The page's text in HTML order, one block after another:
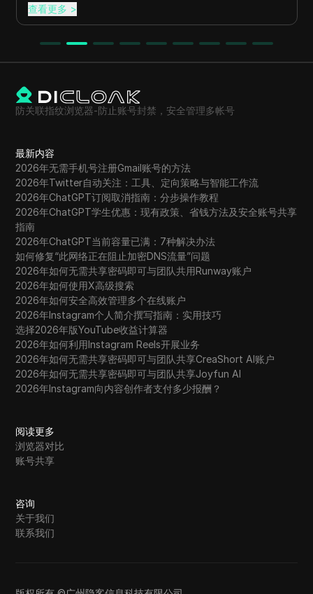
查看更多 >
防关联指纹浏览器-防止账号封禁，安全管理多帐号
最新内容
2026年无需手机号注册Gmail账号的方法
2026年Twitter自动关注：工具、定向策略与智能工作流
2026年ChatGPT订阅取消指南：分步操作教程
2026年ChatGPT学生优惠：现有政策、省钱方法及安全账号共享
指南
2026年ChatGPT当前容量已满：7种解决办法
如何修复“此网络正在阻止加密DNS流量”问题
2026年如何无需共享密码即可与团队共用Runway账户
2026年如何使用X高级搜索
2026年如何安全高效管理多个在线账户
2026年Instagram个人简介撰写指南：实用技巧
选择2026年版YouTube收益计算器
2026年如何利用Instagram Reels开展业务
2026年如何无需共享密码即可与团队共享CreaShort AI账户
2026年如何无需共享密码即可与团队共享Joyfun AI
2026年Instagram向内容创作者支付多少报酬？
阅读更多
浏览器对比
账号共享
咨询
关于我们
联系我们